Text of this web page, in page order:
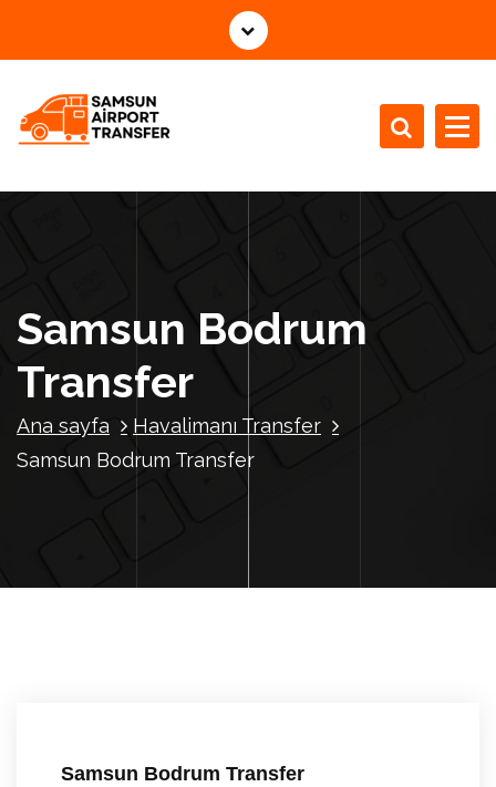
e
Samsun Bodrum
Transfer
Ana sayfa
Havalimanı Transfer
Samsun Bodrum Transfer
Samsun Bodrum Transfer